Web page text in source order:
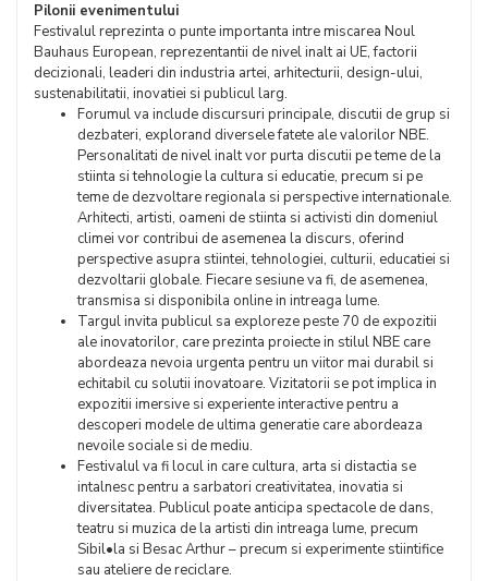
Pilonii evenimentului
Festivalul reprezinta o punte importanta intre miscarea Noul
Bauhaus European, reprezentantii de nivel inalt ai UE, factorii
decizionali, leaderi din industria artei, arhitecturii, design-ului,
sustenabilitatii, inovatiei si publicul larg.
Forumul va include discursuri principale, discutii de grup si
dezbateri, explorand diversele fatete ale valorilor NBE.
Personalitati de nivel inalt vor purta discutii pe teme de la
stiinta si tehnologie la cultura si educatie, precum si pe
teme de dezvoltare regionala si perspective internationale.
Arhitecti, artisti, oameni de stiinta si activisti din domeniul
climei vor contribui de asemenea la discurs, oferind
perspective asupra stiintei, tehnologiei, culturii, educatiei si
dezvoltarii globale. Fiecare sesiune va fi, de asemenea,
transmisa si disponibila online in intreaga lume.
Targul invita publicul sa exploreze peste 70 de expozitii
ale inovatorilor, care prezinta proiecte in stilul NBE care
abordeaza nevoia urgenta pentru un viitor mai durabil si
echitabil cu solutii inovatoare. Vizitatorii se pot implica in
expozitii imersive si experiente interactive pentru a
descoperi modele de ultima generatie care abordeaza
nevoile sociale si de mediu.
Festivalul va fi locul in care cultura, arta si distactia se
intalnesc pentru a sarbatori creativitatea, inovatia si
diversitatea. Publicul poate anticipa spectacole de dans,
teatru si muzica de la artisti din intreaga lume, precum
Sibil•la si Besac Arthur – precum si experimente stiintifice
sau ateliere de reciclare.